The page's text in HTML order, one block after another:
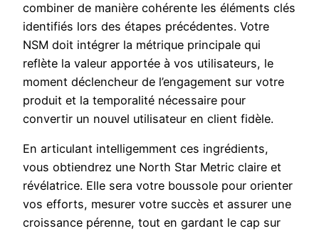
combiner de manière cohérente les éléments clés
identifiés lors des étapes précédentes. Votre
NSM doit intégrer la métrique principale qui
reflète la valeur apportée à vos utilisateurs, le
moment déclencheur de l’engagement sur votre
produit et la temporalité nécessaire pour
convertir un nouvel utilisateur en client fidèle.
En articulant intelligemment ces ingrédients,
vous obtiendrez une North Star Metric claire et
révélatrice. Elle sera votre boussole pour orienter
vos efforts, mesurer votre succès et assurer une
croissance pérenne, tout en gardant le cap sur